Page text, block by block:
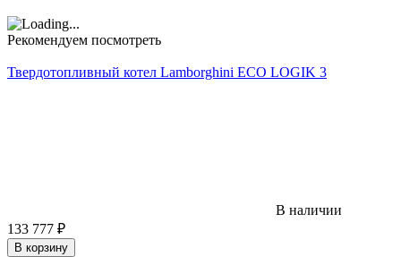
Рекомендуем посмотреть
Твердотопливный котел Lamborghini ECO LOGIK 3
В наличии
133 777 ₽
В корзину